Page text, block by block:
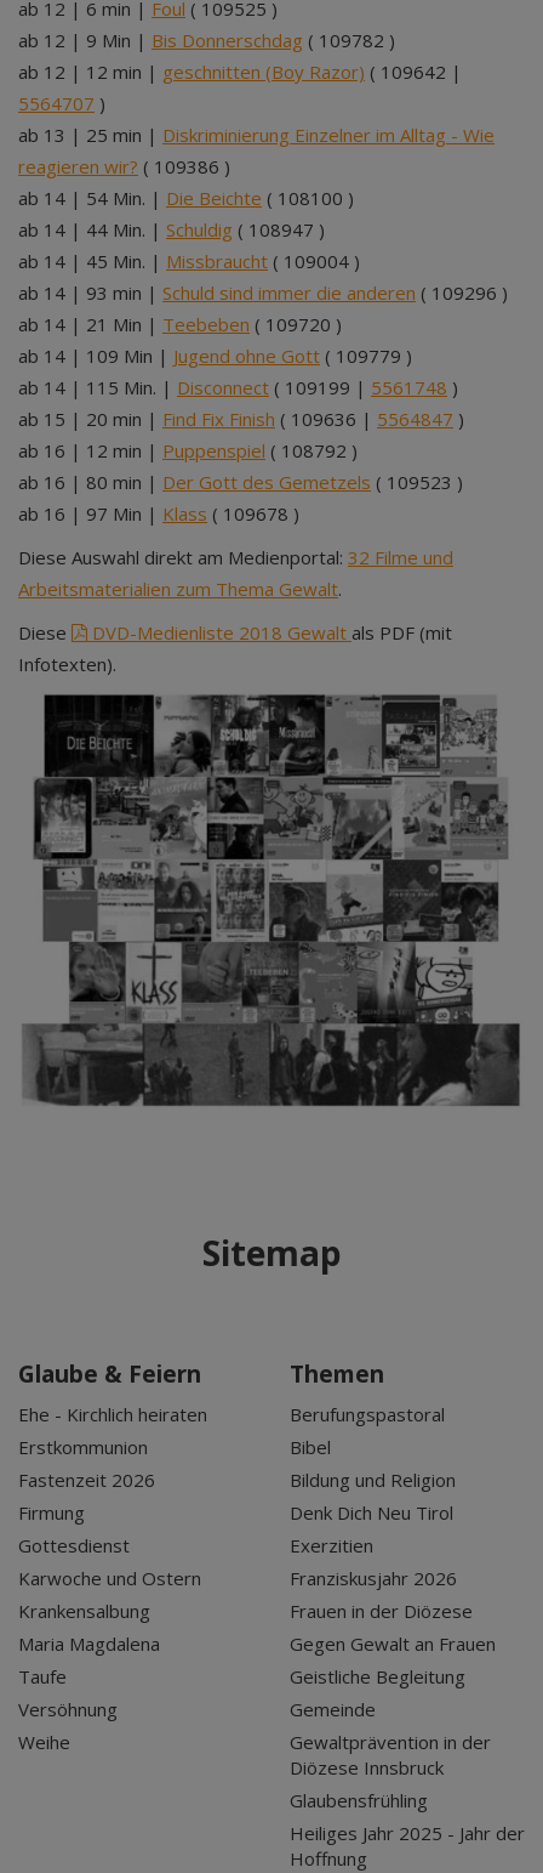
ab 12 | 6 min | Foul ( 109525 )
ab 12 | 9 Min | Bis Donnerschdag ( 109782 )
ab 12 | 12 min | geschnitten (Boy Razor) ( 109642 |
5564707 )
ab 13 | 25 min | Diskriminierung Einzelner im Alltag - Wie
reagieren wir? ( 109386 )
ab 14 | 54 Min. | Die Beichte ( 108100 )
ab 14 | 44 Min. | Schuldig ( 108947 )
ab 14 | 45 Min. | Missbraucht ( 109004 )
ab 14 | 93 min | Schuld sind immer die anderen ( 109296 )
ab 14 | 21 Min | Teebeben ( 109720 )
ab 14 | 109 Min | Jugend ohne Gott ( 109779 )
ab 14 | 115 Min. | Disconnect ( 109199 | 5561748 )
ab 15 | 20 min | Find Fix Finish ( 109636 | 5564847 )
ab 16 | 12 min | Puppenspiel ( 108792 )
ab 16 | 80 min | Der Gott des Gemetzels ( 109523 )
ab 16 | 97 Min | Klass ( 109678 )
Diese Auswahl direkt am Medienportal: 32 Filme und
Arbeitsmaterialien zum Thema Gewalt.
Diese
DVD-Medienliste 2018 Gewalt als PDF (mit
Infotexten).
Sitemap
Glaube & Feiern
Ehe - Kirchlich heiraten
Erstkommunion
Fastenzeit 2026
Firmung
Gottesdienst
Karwoche und Ostern
Krankensalbung
Maria Magdalena
Taufe
Versöhnung
Weihe
Themen
Berufungspastoral
Bibel
Bildung und Religion
Denk Dich Neu Tirol
Exerzitien
Franziskusjahr 2026
Frauen in der Diözese
Gegen Gewalt an Frauen
Geistliche Begleitung
Gemeinde
Gewaltprävention in der
Diözese Innsbruck
Glaubensfrühling
Heiliges Jahr 2025 - Jahr der
Hoffnung